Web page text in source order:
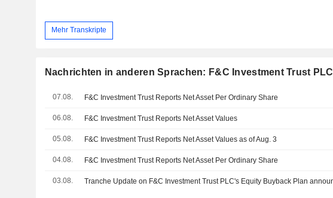
Mehr Transkripte
Nachrichten in anderen Sprachen: F&C Investment Trust PLC
07.08. F&C Investment Trust Reports Net Asset Per Ordinary Share
06.08. F&C Investment Trust Reports Net Asset Values
05.08. F&C Investment Trust Reports Net Asset Values as of Aug. 3
04.08. F&C Investment Trust Reports Net Asset Per Ordinary Share
03.08.